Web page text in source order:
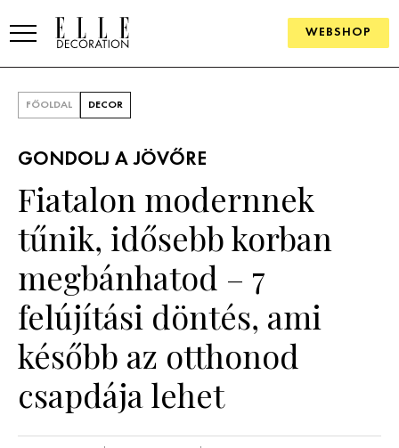
WEBSHOP
SZOBÁK
Konyha
Fürdőszoba
Nappali
Hálószoba
Kert és terasz
ÖTLETEK
SZÉP TEREK
Szállodák és vendégházak WEBSHOP
FŐOLDAL DECOR
GONDOLJ A JÖVŐRE
Fiatalon modernnek
tűnik, idősebb korban
megbánhatod – 7
felújítási döntés, ami
később az otthonod
csapdája lehet